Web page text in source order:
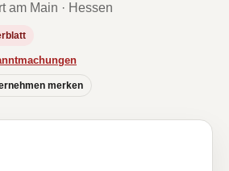
am Main · Hessen
merken